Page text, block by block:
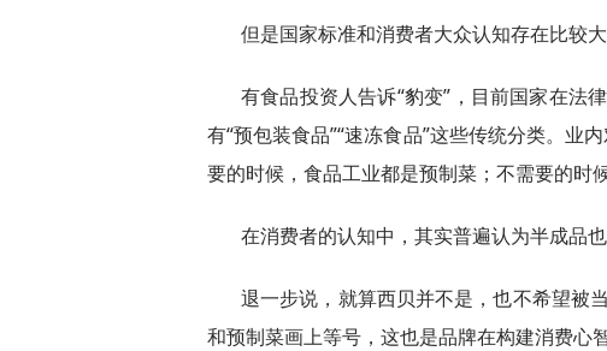
但是国家标准和消费者大众认知存在比较大
有食品投资人告诉“豹变”，目前国家在法
有“预包装食品”“速冻食品”这些传统分类。业
要的时候，食品工业都是预制菜；不需要的时
在消费者的认知中，其实普遍认为半成品
退一步说，就算西贝并不是，也不希望被
和预制菜画上等号，这也是品牌在构建消费心